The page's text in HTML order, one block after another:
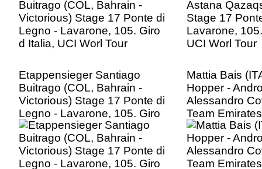
Etappensieger Santiago
Buitrago (COL, Bahrain -
Victorious) Stage 17 Ponte di
Legno - Lavarone, 105. Giro
d Italia, UCI Worl Tour
Mattia Bais
Hopper -
Alessandro
Team
Ponte di
105. Giro d
Tour